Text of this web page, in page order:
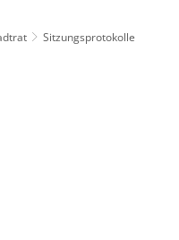
Sitzungsprotokolle